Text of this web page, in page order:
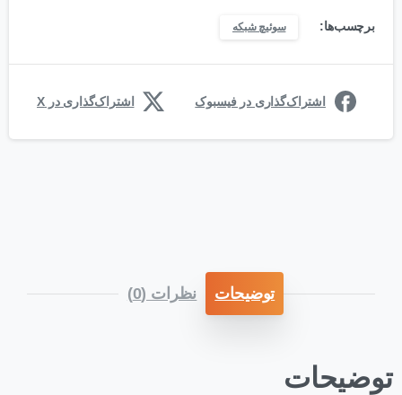
برچسب‌ها: سوئیچ شبکه
اشتراک‌گذاری در فیسبوک اشتراک‌گذاری در X
توضیحات نظرات (0)
توضیحات